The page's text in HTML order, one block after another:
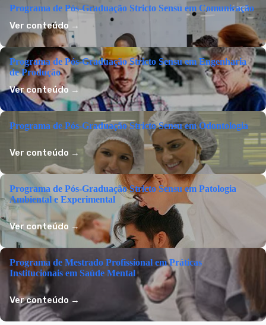
Programa de Pós-Graduação Stricto Sensu em Comunicação
Ver conteúdo →
Programa de Pós-Graduação Stricto Sensu em Engenharia
de Produção
Ver conteúdo →
Programa de Pós-Graduação Stricto Sensu em Odontologia
Ver conteúdo →
Programa de Pós-Graduação Stricto Sensu em Patologia
Ambiental e Experimental
Ver conteúdo →
Programa de Mestrado Profissional em Práticas
Institucionais em Saúde Mental
Ver conteúdo →